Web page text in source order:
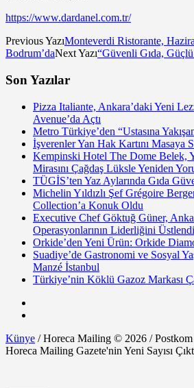
https://www.dardanel.com.tr/
Previous YazıMonteverdi Ristorante,
Bodrum’daNext Yazı“Güvenli Gıda,
Son Yazılar
Pizza Italiante, Ankara’daki Yeni
Avenue’da Açtı
Metro Türkiye’den “Ustasına
İşverenler Yan Hak Kartını Masaya
Kempinski Hotel The Dome Belek,
Mirasını Çağdaş Lüksle Yeniden
TÜGİS’ten Yaz Aylarında Gıda
Michelin Yıldızlı Şef Grégoire
Collection’a Konuk Oldu
Executive Chef Göktuğ Güner,
Operasyonlarının Liderliğini Üstlendi
Orkide’den Yeni Ürün: Orkide
Suadiye’de Gastronomi ve Sosyal
Manzé İstanbul
Türkiye’nin Köklü Gazoz Markası
Künye / Horeca Mailing © 2026 /
Horeca Mailing Gazete'nin Yeni Sayısı